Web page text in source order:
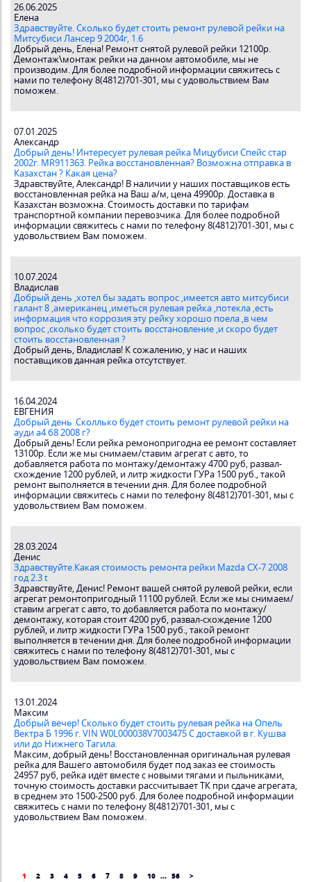
26.06.2025
Елена
Здравствуйте. Сколько будет стоить ремонт рулевой рейки на
Митсубиси Лансер 9 2004г, 1.6
Добрый день, Елена! Ремонт снятой рулевой рейки 12100р.
Демонтаж\монтаж рейки на данном автомобиле, мы не
производим. Для более подробной информации свяжитесь с
нами по телефону 8(4812)701-301, мы с удовольствием Вам
поможем.
07.01.2025
Александр
Добрый день! Интересует рулевая рейка Мицубиси Спейс стар
2002г. MR911363. Рейка восстановленная? Возможна отправка в
Казахстан ? Какая цена?
Здравствуйте, Александр! В наличии у наших поставщиков есть
восстановленная рейка на Ваш а/м, цена 49900р. Доставка в
Казахстан возможна. Стоимость доставки по тарифам
транспортной компании перевозчика. Для более подробной
информации свяжитесь с нами по телефону 8(4812)701-301, мы с
удовольствием Вам поможем.
10.07.2024
Владислав
Добрый день ,хотел бы задать вопрос ,имеется авто митсубиси
галант 8 ,американец ,иметься рулевая рейка ,потекла ,есть
информация что коррозия эту рейку хорошо поела ,в чем
вопрос ,сколько будет стоить восстановление ,и скоро будет
стоить восстановленная ?
Добрый день, Владислав! К сожалению, у нас и наших
поставщиков данная рейка отсутствует.
16.04.2024
ЕВГЕНИЯ
Добрый день .Сколлько будет стоить ремонт рулевой рейки на
ауди а4 б8 2008 г?
Добрый день! Если рейка ремонопригодна ее ремонт составляет
13100р. Если же мы снимаем/ставим агрегат с авто, то
добавляется работа по монтажу/демонтажу 4700 руб, развал-
схождение 1200 рублей, и литр жидкости ГУРа 1500 руб., такой
ремонт выполняется в течении дня. Для более подробной
информации свяжитесь с нами по телефону 8(4812)701-301, мы с
удовольствием Вам поможем.
28.03.2024
Денис
Здравствуйте.Какая стоимость ремонта рейки Mazda CX-7 2008
год 2.3 t
Здравствуйте, Денис! Ремонт вашей снятой рулевой рейки, если
агрегат ремонтопригодный 11100 рублей. Если же мы снимаем/
ставим агрегат с авто, то добавляется работа по монтажу/
демонтажу, которая стоит 4200 руб, развал-схождение 1200
рублей, и литр жидкости ГУРа 1500 руб., такой ремонт
выполняется в течении дня. Для более подробной информации
свяжитесь с нами по телефону 8(4812)701-301, мы с
удовольствием Вам поможем.
13.01.2024
Максим
Добрый вечер! Сколько будет стоить рулевая рейка на Опель
Вектра Б 1996 г. VIN W0L000038V7003475 С доставкой в г. Кушва
или до Нижнего Тагила.
Максим, добрый день! Восстановленная оригинальная рулевая
рейка для Вашего автомобиля будет под заказ ее стоимость
24957 руб, рейка идёт вместе с новыми тягами и пыльниками,
точную стоимость доставки рассчитывает ТК при сдаче агрегата,
в среднем это 1500-2500 руб. Для более подробной информации
свяжитесь с нами по телефону 8(4812)701-301, мы с
удовольствием Вам поможем.
1 2 3 4 5 6 7 8 9 10 ... 56 >